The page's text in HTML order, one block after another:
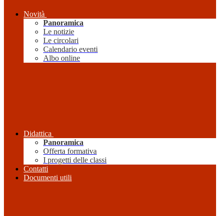
Novità
Panoramica
Le notizie
Le circolari
Calendario eventi
Albo online
Didattica
Panoramica
Offerta formativa
I progetti delle classi
Contatti
Documenti utili